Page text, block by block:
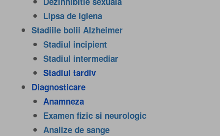
Lipsa de igiena
Stadiile bolii Alzheimer
Stadiul incipient
Stadiul intermediar
Stadiul tardiv
Diagnosticare
Anamneza
Examen fizic si neurologic
Analize de sange